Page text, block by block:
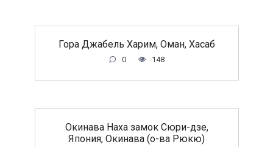
Гора Джабель Харим, Оман, Хасаб
0 148
Окинава Наха замок Сюри-дзе,
Япония, Окинава (о-ва Рюкю)